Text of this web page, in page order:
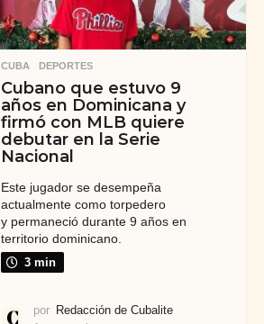
CUBA ,DEPORTES
Cubano que estuvo 9
años en Dominicana y
firmó con MLB quiere
debutar en la Serie
Nacional
Este jugador se desempeña
actualmente como torpedero
y permaneció durante 9 años en
territorio dominicano.
3 min
por Redacción de Cubalite